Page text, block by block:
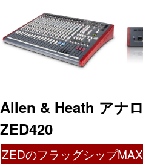
Allen & Heath アナ
ZED420
ZEDのフラッグシップ